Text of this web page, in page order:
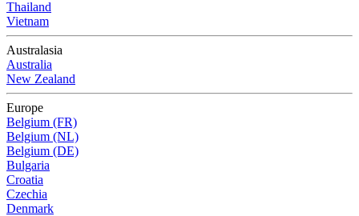
Thailand
Vietnam
Australasia
Australia
New Zealand
Europe
Belgium (FR)
Belgium (NL)
Belgium (DE)
Bulgaria
Croatia
Czechia
Denmark